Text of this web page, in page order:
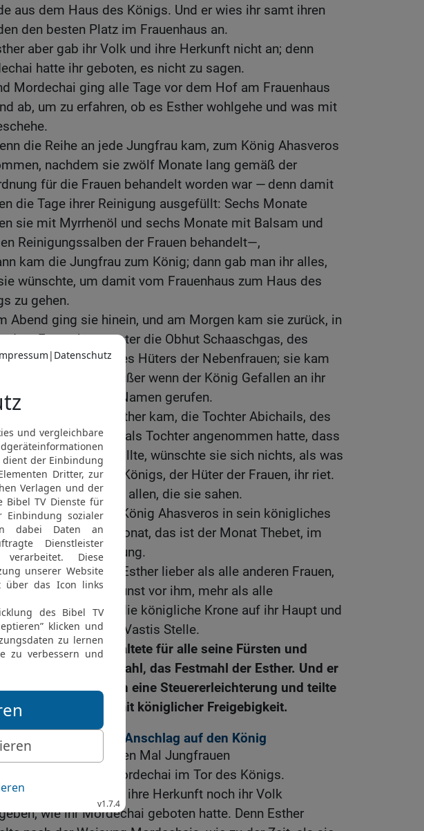
aus dem Haus des Königs. Und er wies ihr samt ihren
den besten Platz im Frauenhaus an.
aber gab ihr Volk und ihre Herkunft nicht an; denn
hatte ihr geboten, es nicht zu sagen.
Mordechai ging alle Tage vor dem Hof am Frauenhaus
ab, um zu erfahren, ob es Esther wohlgehe und was mit
die Reihe an jede Jungfrau kam, zum König Ahasveros
nachdem sie zwölf Monate lang gemäß der
für die Frauen behandelt worden war — denn damit
die Tage ihrer Reinigung ausgefüllt: Sechs Monate
sie mit Myrrhenöl und sechs Monate mit Balsam und
Reinigungssalben der Frauen behandelt—,
kam die Jungfrau zum König; dann gab man ihr alles,
wünschte, um damit vom Frauenhaus zum Haus des
zu gehen.
Abend ging sie hinein, und am Morgen kam sie zurück, in
Frauenhaus, unter die Obhut Schaaschgas, des
des Königs, des Hüters der Nebenfrauen; sie kam
wieder zum König, außer wenn der König Gefallen an ihr
dann wurde sie mit Namen gerufen.
als die Reihe an Esther kam, die Tochter Abichails, des
Mordechais, die er als Tochter angenommen hatte, dass
König kommen sollte, wünschte sie sich nichts, als was
der Kämmerer des Königs, der Hüter der Frauen, ihr riet.
fand Gnade bei allen, die sie sahen.
Esther wurde zum König Ahasveros in sein königliches
geholt im zehnten Monat, das ist der Monat Thebet, im
Jahr seiner Regierung.
der König gewann Esther lieber als alle anderen Frauen,
fand Gnade und Gunst vor ihm, mehr als alle
und er setzte die königliche Krone auf ihr Haupt und
sie zur Königin an Vastis Stelle.
der König veranstaltete für alle seine Fürsten und
ein großes Festmahl, das Festmahl der Esther. Und er
in den Provinzen eine Steuererleichterung und teilte
] Spende aus mit königlicher Freigebigkeit.
vereitelt einen Anschlag auf den König
als man zum zweiten Mal Jungfrauen
saß Mordechai im Tor des Königs.
aber hatte weder ihre Herkunft noch ihr Volk
wie ihr Mordechai geboten hatte. Denn Esther